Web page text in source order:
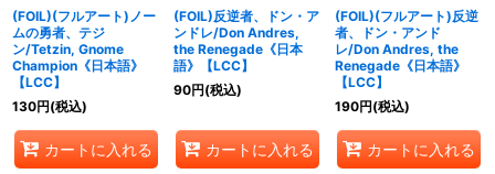
(FOIL)(フルアート)ノー
ムの勇者、テジ
ン/Tetzin, Gnome
Champion《日本語》
【LCC】
130円(税込)
カートに入れる
(FOIL)反逆者、ドン・ア
ンドレ/Don Andres,
the Renegade《日本
語》【LCC】
90円(税込)
カートに入れる
(FOIL)(フルアート)反逆
者、ドン・アンド
レ/Don Andres, the
Renegade《日本語》
【LCC】
190円(税込)
カートに入れる